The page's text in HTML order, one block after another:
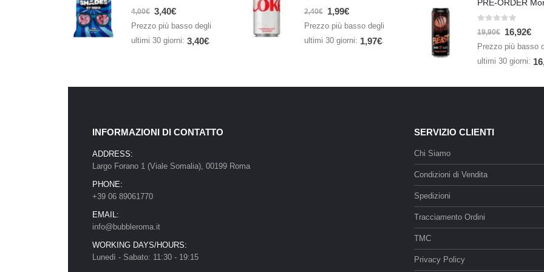
4,00€ 3,40€
Prezzo più basso degli
ultimi 30 giorni: 3,40€
2,40€ 1,99€
Prezzo più basso degli
ultimi 30 giorni: 1,97€
19,90€ 16,92€
Prezzo più basso
ultimi 30 giorni:
INFORMAZIONI DI CONTATTO
ADDRESS:
Largo Forano 1 (Viale Somalia), 00199 Roma
PHONE:
+39 06 89061770
EMAIL:
info@bubbleroma.it
WORKING DAYS/HOURS:
Lunedì - Sabato: 11:30 - 19:15
SERVIZIO CLIENTI
Chi Siamo
Condizioni di Vendita
Spedizioni
Tracciamento Ordini
TMC
Privacy Policy